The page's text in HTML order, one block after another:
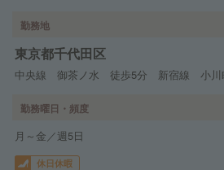
勤務地
東京都千代田区
中央線 御茶ノ水 徒歩5分 新宿線 小川
勤務曜日・頻度
月～金／週5日
休日休暇